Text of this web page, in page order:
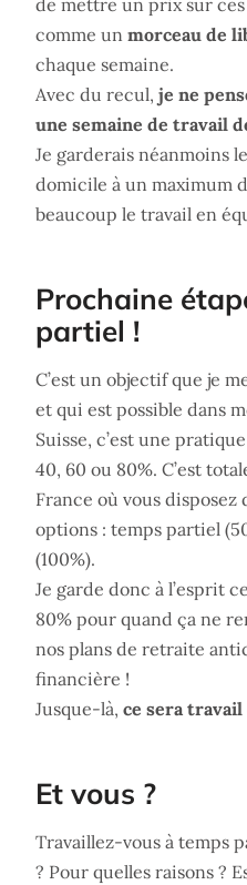
de mettre un prix sur
comme un morceau de
chaque semaine.
Avec du recul, je ne
une semaine de travail
Je garderais néanmoins
domicile à un maximum
beaucoup le travail en
Prochaine
partiel !
C’est un objectif que je
et qui est possible dans
Suisse, c’est une
40, 60 ou 80%. C’est
France où vous disposez
options : temps partiel
(100%).
Je garde donc à l’esprit
80% pour quand ça ne
nos plans de retraite
financière !
Jusque-là, ce sera travail
Et vous ?
Travaillez-vous à temps
? Pour quelles raisons ?